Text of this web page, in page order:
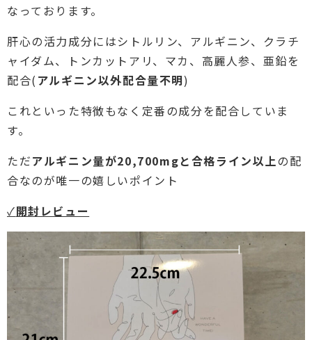
なっております。
肝心の活力成分にはシトルリン、アルギニン、クラチ
ャイダム、トンカットアリ、マカ、高麗人参、亜鉛を
配合( アルギニン以外配合量不明)
これといった特徴もなく定番の成分を配合していま
す。
ただアルギニン量が20,700mgと合格ライン以上の配
合なのが唯一の嬉しいポイント
✓開封レビュー